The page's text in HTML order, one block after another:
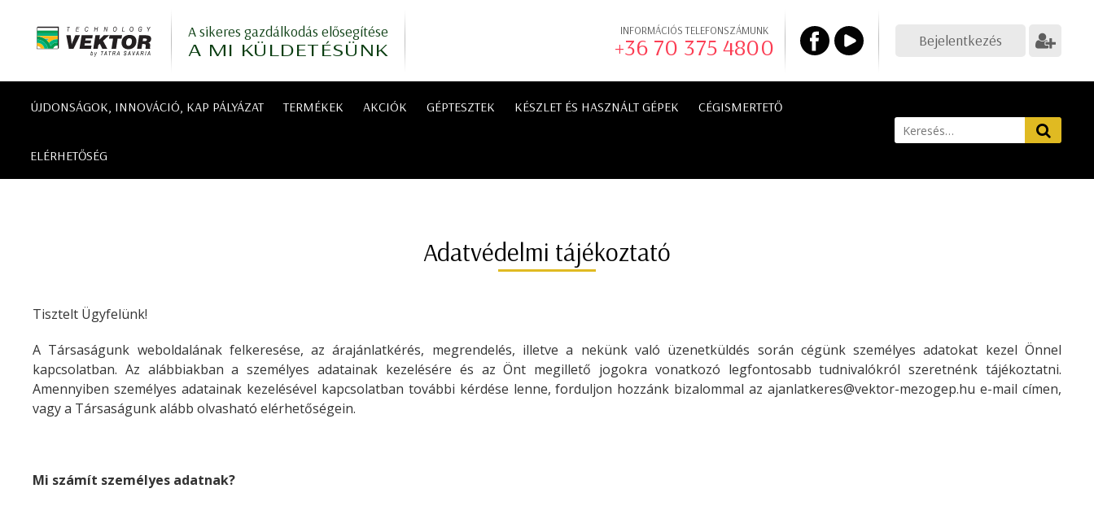
A sikeres gazdálkodás elősegítése
A MI KÜLDETÉSÜNK
INFORMÁCIÓS TELEFONSZÁMUNK
+36 70 375 4800 Bejelentkezés
ÚJDONSÁGOK, INNOVÁCIÓ, KAP PÁLYÁZAT TERMÉKEK AKCIÓK GÉPTESZTEK KÉSZLET ÉS HASZNÁLT GÉPEK CÉGISMERTETŐ
ELÉRHETŐSÉG
Adatvédelmi tájékoztató
Tisztelt Ügyfelünk!
A Társaságunk weboldalának felkeresése, az árajánlatkérés, megrendelés, illetve a nekünk való üzenetküldés során cégünk személyes adatokat kezel Önnel
kapcsolatban. Az alábbiakban a személyes adatainak kezelésére és az Önt megillető jogokra vonatkozó legfontosabb tudnivalókról szeretnénk tájékoztatni.
Amennyiben személyes adatainak kezelésével kapcsolatban további kérdése lenne, forduljon hozzánk bizalommal azajanlatkeres@vektor-mezogep.hu e-mail címen,
vagy a Társaságunk alább olvasható elérhetőségein.
Mi számít személyes adatnak?